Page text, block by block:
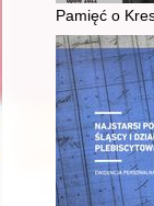
Pamięć o